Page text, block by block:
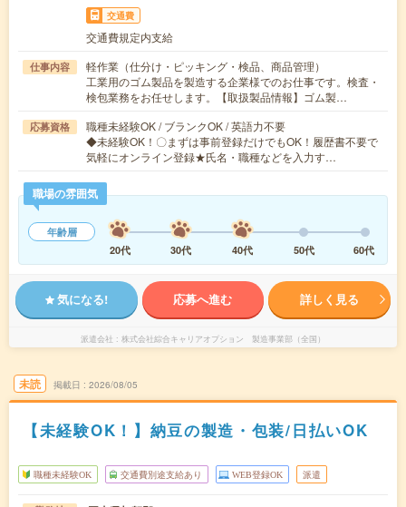
交通費
交通費規定内支給
仕事内容
軽作業（仕分け・ピッキング・検品、商品管理）
工業用のゴム製品を製造する企業様でのお仕事です。検査・
検包業務をお任せします。【取扱製品情報】ゴム製…
応募資格
職種未経験OK / ブランクOK / 英語力不要
◆未経験OK！〇まずは事前登録だけでもOK！履歴書不要で
気軽にオンライン登録★氏名・職種などを入力す…
職場の雰囲気
年齢層
20代
30代 40代 50代 60代
気になる! 応募へ進む 詳しく見る
派遣会社 株式会社綜合キャリアオプション 製造事業部（全国）
未読 掲載日 2026/08/05
【未経験OK！】納豆の製造・包装/日払いOK
職種未経験OK 交通費別途支給あり WEB登録OK 派遣